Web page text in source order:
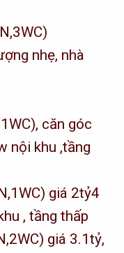
nhẹ, nhà
căn góc
nội khu ,tầng
giá 2tỷ4
, tầng thấp
giá 3.1tỷ,